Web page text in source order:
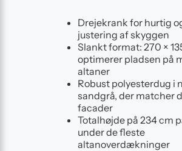
Drejekrank for hurtig
justering af skyggen
Slankt format: 270 ×
optimerer pladsen på
altaner
Robust polyesterdug i
sandgrå, der matcher
facader
Totalhøjde på 234 cm
under de fleste
altanoverdækninger